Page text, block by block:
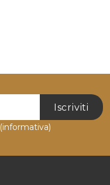
Iscriviti
(informativa)